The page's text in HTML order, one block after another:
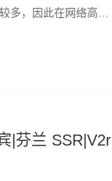
多，因此在网络高峰
|芬兰 SSR|V2r